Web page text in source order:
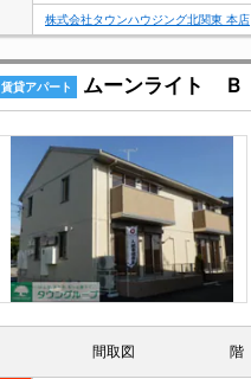
株式会社タウンハウジング北関東 本店
賃貸アパート ムーンライト Ｂ
間取図 階